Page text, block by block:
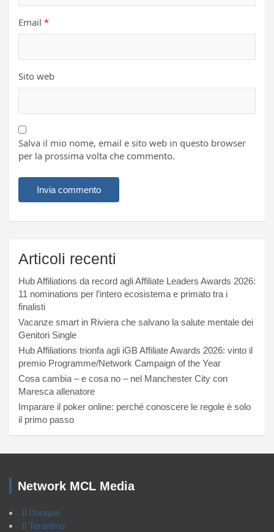
Email *
Sito web
Salva il mio nome, email e sito web in questo browser
per la prossima volta che commento.
Articoli recenti
Hub Affiliations da record agli Affiliate Leaders Awards 2026:
11 nominations per l’intero ecosistema e primato tra i
finalisti
Vacanze smart in Riviera che salvano la salute mentale dei
Genitori Single
Hub Affiliations trionfa agli iGB Affiliate Awards 2026: vinto il
premio Programme/Network Campaign of the Year
Cosa cambia – e cosa no – nel Manchester City con
Maresca allenatore
Imparare il poker online: perché conoscere le regole è solo
il primo passo
Network MCL Media
Il Dunque
Il Tarantino